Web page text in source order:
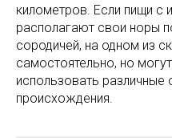
километров. Если пищи с
располагают свои норы
сородичей, на одном из
самостоятельно, но
использовать
происхождения.